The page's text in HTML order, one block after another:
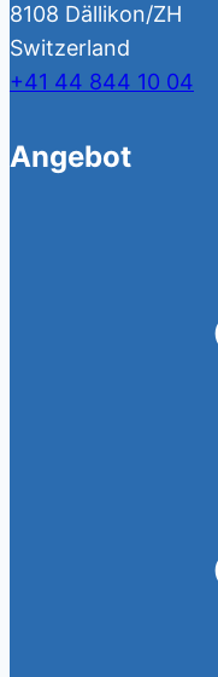
8108 Dällikon/ZH
Switzerland
+41 44 844 10 04
Angebot